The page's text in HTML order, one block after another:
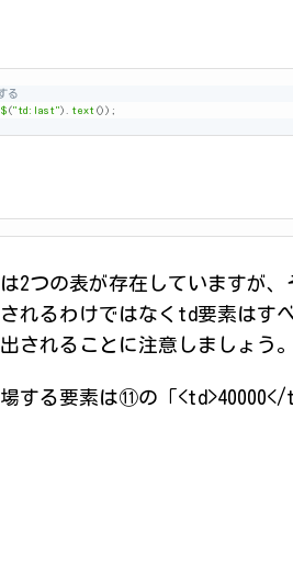
る
$ ("td:last") text () ) ;
2つの表が存在していますが、
れるわけではなくtd要素はす
されることに注意しましょう
する要素は⑪の「<td>40000</